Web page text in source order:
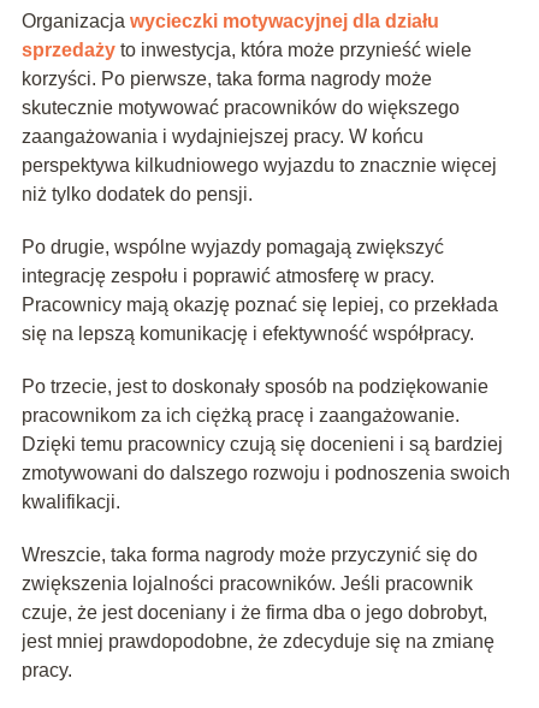
Organizacja wycieczki motywacyjnej dla działu
sprzedażyto inwestycja, która może przynieść wiele
korzyści. Po pierwsze, taka forma nagrody może
skutecznie motywować pracowników do większego
zaangażowania i wydajniejszej pracy. W końcu
perspektywa kilkudniowego wyjazdu to znacznie więcej
niż tylko dodatek do pensji.
Po drugie, wspólne wyjazdy pomagają zwiększyć
integrację zespołu i poprawić atmosferę w pracy.
Pracownicy mają okazję poznać się lepiej, co przekłada
się na lepszą komunikację i efektywność współpracy.
Po trzecie, jest to doskonały sposób na podziękowanie
pracownikom za ich ciężką pracę i zaangażowanie.
Dzięki temu pracownicy czują się docenieni i są bardziej
zmotywowani do dalszego rozwoju i podnoszenia swoich
kwalifikacji.
Wreszcie, taka forma nagrody może przyczynić się do
zwiększenia lojalności pracowników. Jeśli pracownik
czuje, że jest doceniany i że firma dba o jego dobrobyt,
jest mniej prawdopodobne, że zdecyduje się na zmianę
pracy.